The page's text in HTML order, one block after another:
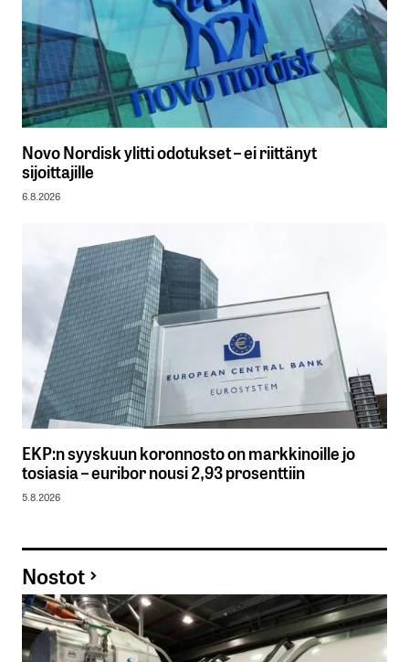
Novo Nordisk ylitti odotukset – ei riittänyt
sijoittajille
6.8.2026
EKP:n syyskuun koronnosto on markkinoille jo
tosiasia – euribor nousi 2,93 prosenttiin
5.8.2026
Nostot